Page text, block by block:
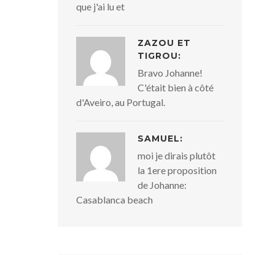
que j'ai lu et
ZAZOU ET
TIGROU:
Bravo Johanne!
C'était bien à côté
d'Aveiro, au Portugal.
SAMUEL:
moi je dirais plutôt
la 1ere proposition
de Johanne:
Casablanca beach